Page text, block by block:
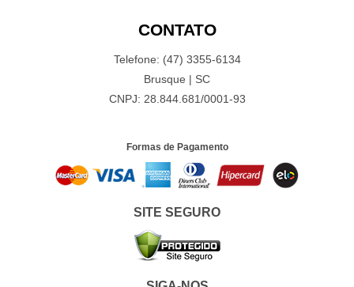
CONTATO
Telefone: (47) 3355-6134
Brusque | SC
CNPJ: 28.844.681/0001-93
Formas de Pagamento
SITE SEGURO